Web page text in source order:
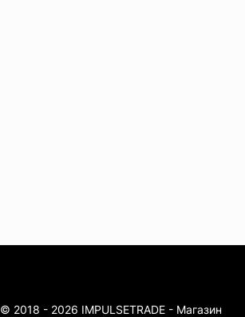
© 2018 - 2026 IMPULSETRADE - Магазин